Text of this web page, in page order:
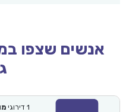
אנשים שצפו
1 דירוגי